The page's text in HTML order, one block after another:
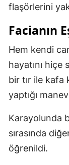
flaşörlerini
Facianın
Hem kendi
hayatını hiçe
bir tır ile kafa
yaptığı
Karayolunda
sırasında
öğrenildi.